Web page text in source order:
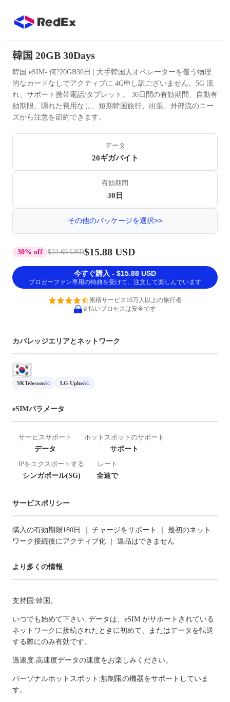
韓国 20GB 30Days
韓国 eSIM- 何?20GB30日 | 大手韓国人オペレーターを覆う物理
的なカードなしでアクティブに 4G申し訳ございません。5G 流
れ、サポート携帯電話/タブレット。 30日間の有効期間、自動有
効期限、隠れた費用なし、短期韓国旅行、出張、外部流のニー
ズから注意を節約できます。
データ
20ギガバイト
有効期間
30日
その他のパッケージを選択>>
30% off $22.69 USD$15.88 USD
今すぐ購入 - $15.88 USD
ブロガーファン専用の特典を受けて、注文して楽しんでいます
累積サービス10万人以上の旅行者
支払いプロセスは安全です
カバレッジエリアとネットワーク
SKTelecom5G LG Uplus5G
eSIMパラメータ
サービスサポート
データ
ホットスポットのサポート
サポート
IPをエクスポートする
シンガポール(SG)
レート
全速で
サービスポリシー
購入の有効期限180日 ｜ チャージをサポート ｜ 最初のネット
ワーク接続後にアクティブ化 ｜ 返品はできません
より多くの情報
支持国:韓国。
いつでも始めて下さい: データは、eSIM がサポートされている
ネットワークに接続されたときに初めて、またはデータを転送
する際にのみ有効です。
過速度:高速度データの速度をお楽しみください。
パーソナルホットスポット:無制限の機器をサポートしていま
す。